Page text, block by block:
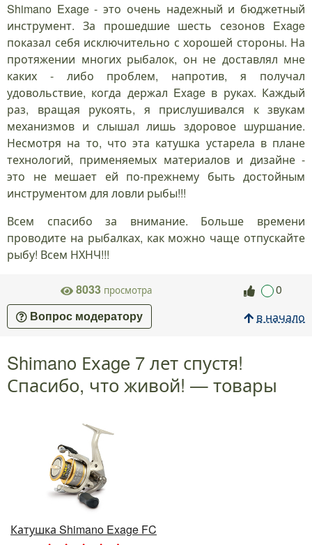
Shimano Exage - это очень надежный и бюджетный
инструмент. За прошедшие шесть сезонов Exage
показал себя исключительно с хорошей стороны. На
протяжении многих рыбалок, он не доставлял мне
каких - либо проблем, напротив, я получал
удовольствие, когда держал Exage в руках. Каждый
раз, вращая рукоять, я прислушивался к звукам
механизмов и слышал лишь здоровое шуршание.
Несмотря на то, что эта катушка устарела в плане
технологий, применяемых материалов и дизайне -
это не мешает ей по-прежнему быть достойным
инструментом для ловли рыбы!!!
Всем спасибо за внимание. Больше времени
проводите на рыбалках, как можно чаще отпускайте
рыбу! Всем НХНЧ!!!
8033 просмотра 0
Вопрос модератору в начало
Shimano Ехаge 7 лет спустя!
Спасибо, что живой! — товары
Катушка Shimano Exage FC